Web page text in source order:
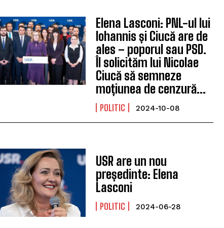
Elena Lasconi: PNL-ul lui
Iohannis și Ciucă are de
ales – poporul sau PSD.
Îl solicităm lui Nicolae
Ciucă să semneze
moțiunea de cenzură...
POLITIC 2024-10-08
USR are un nou
președinte: Elena
Lasconi
POLITIC 2024-06-28